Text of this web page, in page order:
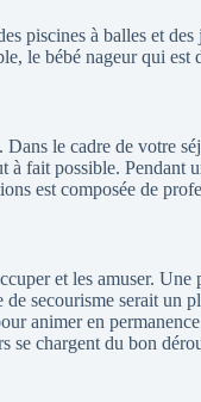
piscines à balles et
le bébé nageur qui
le cadre de votre
à fait possible.
est composée de
et les amuser.
secourisme serait
animer en
chargent du bon